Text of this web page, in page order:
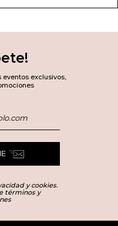
exclusivos,
y cookies.
términos y